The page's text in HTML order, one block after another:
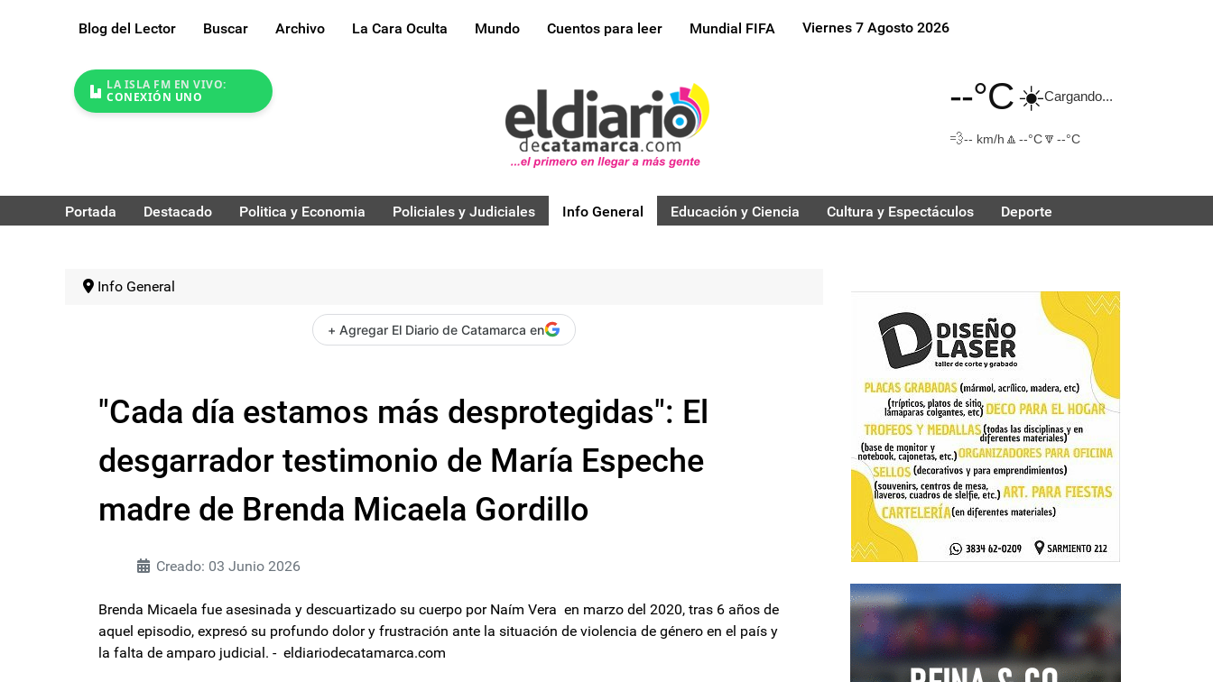
Blog del Lector Buscar Archivo La Cara Oculta Mundo Cuentos para leer Mundial FIFA Viernes 7 Agosto 2026
LA ISLA FM EN VIVO:
CONEXIÓN UNO
--°C☀️Cargando...
💨-- km/h 🔼 --°C🔽 --°C
Portada Destacado Politica y Economia Policiales y Judiciales Info General Educación y Ciencia Cultura y Espectáculos Deporte
Info General
+ Agregar El Diario de Catamarca en
"Cada día estamos más desprotegidas": El
desgarrador testimonio de María Espeche
madre de Brenda Micaela Gordillo
Creado: 03 Junio 2026
Brenda Micaela fue asesinada y descuartizado su cuerpo por Naím Vera en marzo del 2020, tras 6 años de
aquel episodio, expresó su profundo dolor y frustración ante la situación de violencia de género en el país y
la falta de amparo judicial. - eldiariodecatamarca.com